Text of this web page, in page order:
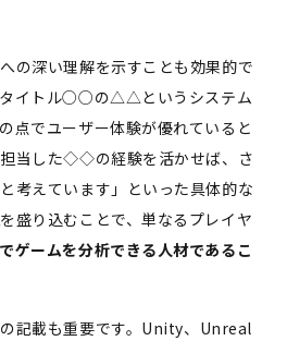
の深い理解を示すことも効果的で
タイトル○○の△△というシステム
でユーザー体験が優れていると
当した◇◇の経験を活かせば、さ
考えています」といった具体的な
盛り込むことで、単なるプレイヤ
ゲームを分析できる人材であるこ
記載も重要です。Unity、Unreal